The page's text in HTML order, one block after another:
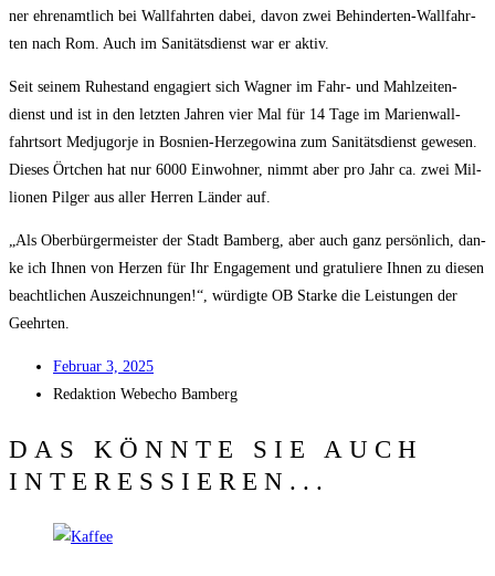
ner ehren­amt­lich bei Wall­fahr­ten dabei, davon zwei Behin­der­ten-Wall­fahr­
ten nach Rom. Auch im Sani­täts­dienst war er aktiv.
Seit sei­nem Ruhe­stand enga­giert sich Wag­ner im Fahr- und Mahl­zei­ten­
dienst und ist in den letz­ten Jah­ren vier Mal für 14 Tage im Mari­en­wall­
fahrts­ort Med­jug­or­je in Bos­ni­en-Her­ze­go­wi­na zum Sani­täts­dienst gewe­sen.
Die­ses Ört­chen hat nur 6000 Ein­woh­ner, nimmt aber pro Jahr ca. zwei Mil­
lio­nen Pil­ger aus aller Her­ren Län­der auf.
„Als Ober­bür­ger­meis­ter der Stadt Bam­berg, aber auch ganz per­sön­lich, dan­
ke ich Ihnen von Her­zen für Ihr Enga­ge­ment und gra­tu­lie­re Ihnen zu die­sen
beacht­li­chen Aus­zeich­nun­gen!“, wür­dig­te OB Star­ke die Leis­tun­gen der
Geehrten.
Febru­ar 3, 2025
Redak­ti­on Web­echo Bamberg
DAS KÖNNTE SIE AUCH
INTERESSIEREN...